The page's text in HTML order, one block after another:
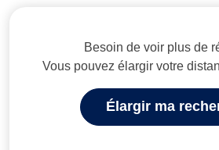
Besoin de voir plus de
Vous pouvez élargir votre
Élargir ma